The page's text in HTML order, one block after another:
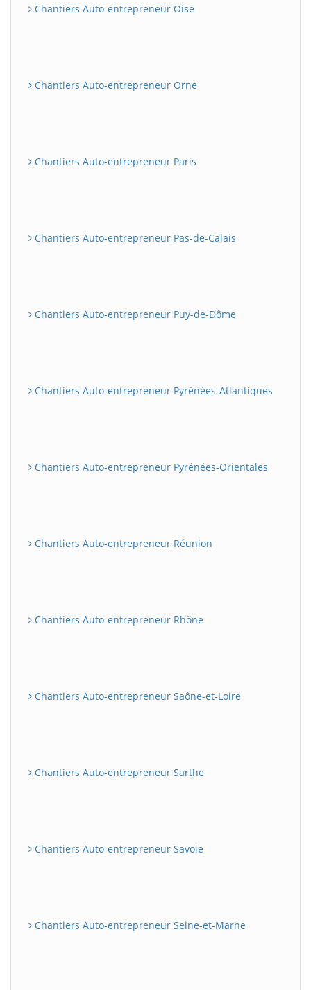
Chantiers Auto-entrepreneur Oise
Chantiers Auto-entrepreneur Orne
Chantiers Auto-entrepreneur Paris
Chantiers Auto-entrepreneur Pas-de-Calais
Chantiers Auto-entrepreneur Puy-de-Dôme
Chantiers Auto-entrepreneur Pyrénées-Atlantiques
Chantiers Auto-entrepreneur Pyrénées-Orientales
Chantiers Auto-entrepreneur Réunion
Chantiers Auto-entrepreneur Rhône
Chantiers Auto-entrepreneur Saône-et-Loire
Chantiers Auto-entrepreneur Sarthe
Chantiers Auto-entrepreneur Savoie
Chantiers Auto-entrepreneur Seine-et-Marne